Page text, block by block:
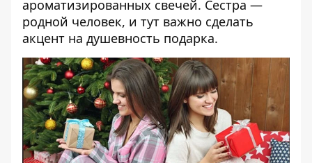
ароматизированных свечей. Сестра —
родной человек, и тут важно сделать
акцент на душевность подарка.